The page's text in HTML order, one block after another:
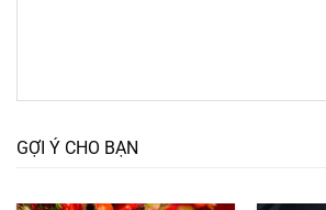
GỢI Ý CHO BẠN